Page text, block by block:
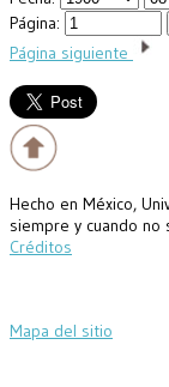
Página:
Página siguiente
Hecho en México,
siempre y cuando
Créditos
Mapa del sitio